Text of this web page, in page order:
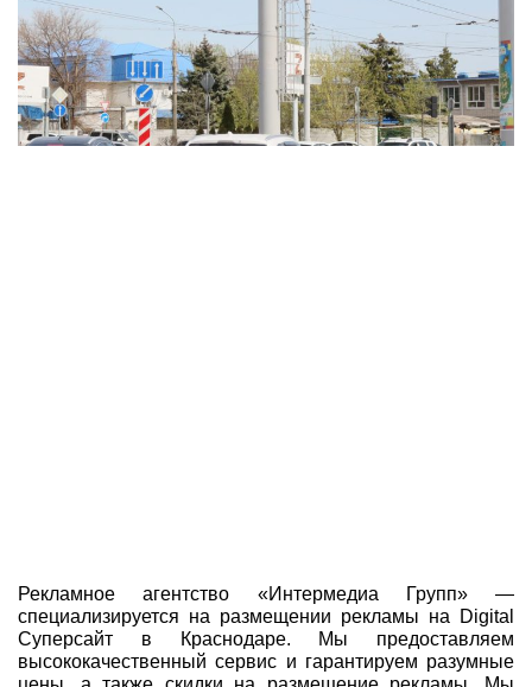
Рекламное агентство «Интермедиа Групп» —
специализируется на размещении рекламы на Digital
Суперсайт в Краснодаре. Мы предоставляем
высококачественный сервис и гарантируем разумные